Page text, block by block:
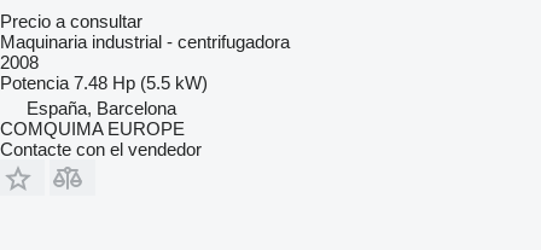
Precio a consultar
Maquinaria industrial - centrifugadora
2008
Potencia 7.48 Hp (5.5 kW)
España, Barcelona
COMQUIMA EUROPE
Contacte con el vendedor